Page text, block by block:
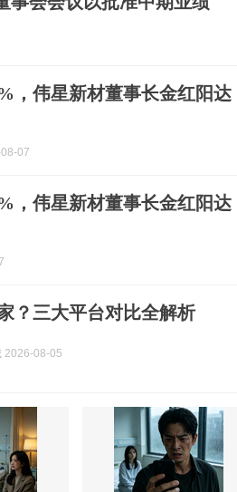
，伟星新材董事长金红阳达
07
，伟星新材董事长金红阳达
？三大平台对比全解析
2026-08-05